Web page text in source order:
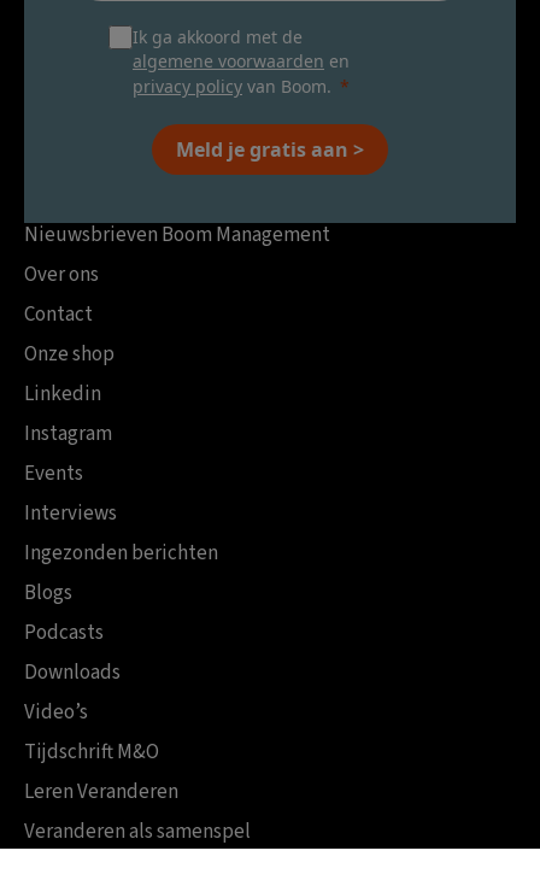
Ik ga akkoord met de
algemene voorwaarden en
privacy policy van Boom.
Meld je gratis aan >
Nieuwsbrieven Boom Management
Over ons
Contact
Onze shop
Linkedin
Instagram
Events
Interviews
Ingezonden berichten
Blogs
Podcasts
Downloads
Video’s
Tijdschrift M&O
Leren Veranderen
Veranderen als samenspel